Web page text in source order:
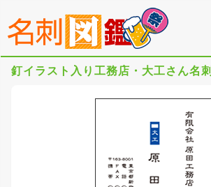
釘イラスト入り工務店・大工さん名刺